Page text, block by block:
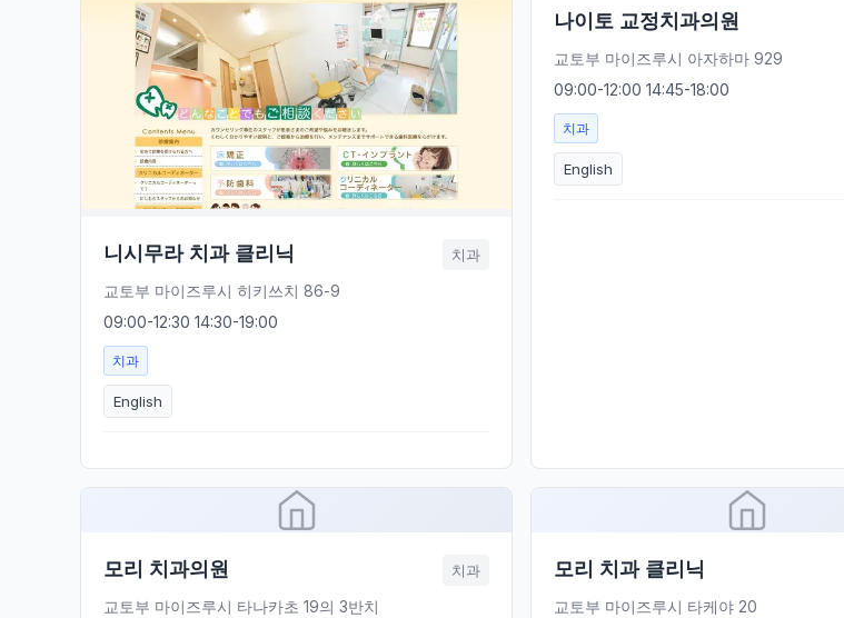
니시무라 치과 클리닉 치과
교토부 마이즈루시 히키쓰치 86-9
09:00-12:30 14:30-19:00
치과
English
나이토 교정치과의원
교토부 마이즈루시 아자하마 929
09:00-12:00 14:45-18:00
치과
English
모리 치과의원 치과
교토부 마이즈루시 타나카초 19의 3반치
모리 치과 클리닉
교토부 마이즈루시 타케야 20